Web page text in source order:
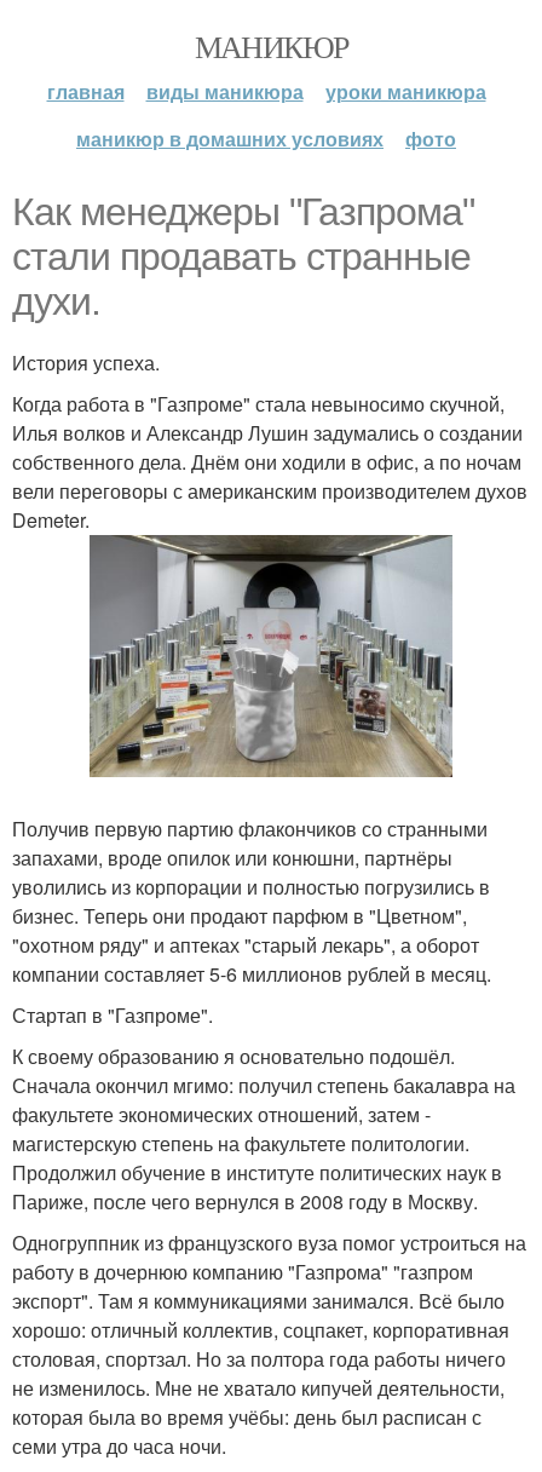
МАНИКЮР
главная виды маникюра
уроки маникюра
маникюр в домашних условиях
фото
Как менеджеры "Газпрома"
стали продавать странные
духи.
История успеха.
Когда работа в "Газпроме" стала невыносимо скучной,
Илья волков и Александр Лушин задумались о создании
собственного дела. Днём они ходили в офис, а по ночам
вели переговоры с американским производителем духов
Demeter.
Получив первую партию флакончиков со странными
запахами, вроде опилок или конюшни, партнёры
уволились из корпорации и полностью погрузились в
бизнес. Теперь они продают парфюм в "Цветном",
"охотном ряду" и аптеках "старый лекарь", а оборот
компании составляет 5-6 миллионов рублей в месяц.
Стартап в "Газпроме".
К своему образованию я основательно подошёл.
Сначала окончил мгимо: получил степень бакалавра на
факультете экономических отношений, затем -
магистерскую степень на факультете политологии.
Продолжил обучение в институте политических наук в
Париже, после чего вернулся в 2008 году в Москву.
Одногруппник из французского вуза помог устроиться на
работу в дочернюю компанию "Газпрома" "газпром
экспорт". Там я коммуникациями занимался. Всё было
хорошо: отличный коллектив, соцпакет, корпоративная
столовая, спортзал. Но за полтора года работы ничего
не изменилось. Мне не хватало кипучей деятельности,
которая была во время учёбы: день был расписан с
семи утра до часа ночи.